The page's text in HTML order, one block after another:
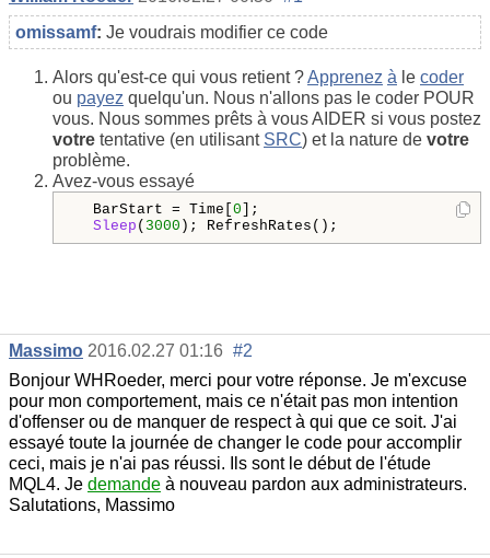
omissamf: Je voudrais modifier ce code
Alors qu'est-ce qui vous retient ?Apprenez à le coder
ou payez quelqu'un. Nous n'allons pas le coder POUR
vous. Nous sommes prêts à vous AIDER si vous postez
votre tentative (en utilisant SRC) et la nature de votre
problème.
Avez-vous essayé
BarStart = Time[ 0 ];
Sleep ( 3000 ); RefreshRates();
Massimo 2016.02.27 01:16 #2
Bonjour WHRoeder, merci pour votre réponse. Je m'excuse
pour mon comportement, mais ce n'était pas mon intention
d'offenser ou de manquer de respect à qui que ce soit. J'ai
essayé toute la journée de changer le code pour accomplir
ceci, mais je n'ai pas réussi. Ils sont le début de l'étude
MQL4. Je demande à nouveau pardon aux administrateurs.
Salutations, Massimo